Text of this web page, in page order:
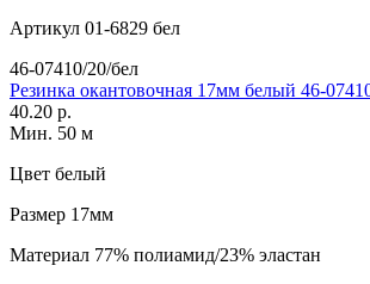
Артикул 01-6829 бел
46-07410/20/бел
Резинка окантовочная 17мм белый 46-
40.20 р.
Мин. 50 м
Цвет белый
Размер 17мм
Материал 77% полиамид/23% эластан